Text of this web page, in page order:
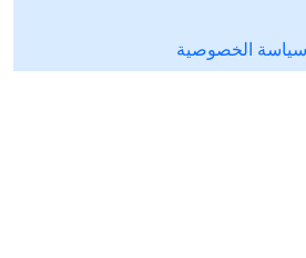
سياسة الخصوصية